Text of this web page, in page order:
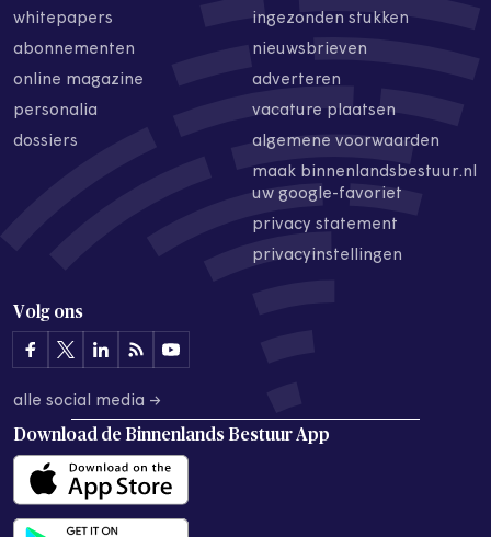
whitepapers
abonnementen
online magazine
personalia
dossiers
ingezonden stukken
nieuwsbrieven
adverteren
vacature plaatsen
algemene voorwaarden
maak binnenlandsbestuur.nl
uw google-favoriet
privacy statement
privacyinstellingen
Volg ons
alle social media →
Download de Binnenlands Bestuur App